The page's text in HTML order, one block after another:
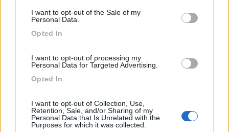
I want to opt-out of the Sale of my
Personal Data.
Opted In
I want to opt-out of processing my
Personal Data for Targeted Advertising.
Opted In
I want to opt-out of Collection, Use,
Retention, Sale, and/or Sharing of my
Personal Data that Is Unrelated with the
Purposes for which it was collected.
sono e dove sono i positivi al virus ma...
...ma ci sono i puntigliosi non solo ""no wax """ ma pure i no test
https://www.rainews.it/tgr/bolz...
riporterà tutti in aula, il suo ulteriore rigetto convincerà
probabilmente molti genitori ad arrendersi e a prestare il
consenso.